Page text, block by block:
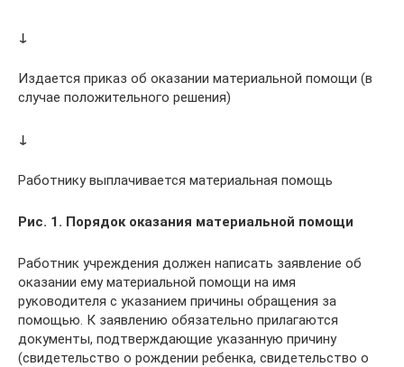
↓
Издается приказ об оказании материальной помощи (в
случае положительного решения)
↓
Работнику выплачивается материальная помощь
Рис. 1. Порядок оказания материальной помощи
Работник учреждения должен написать заявление об
оказании ему материальной помощи на имя
руководителя с указанием причины обращения за
помощью. К заявлению обязательно прилагаются
документы, подтверждающие указанную причину
(свидетельство о рождении ребенка, свидетельство о